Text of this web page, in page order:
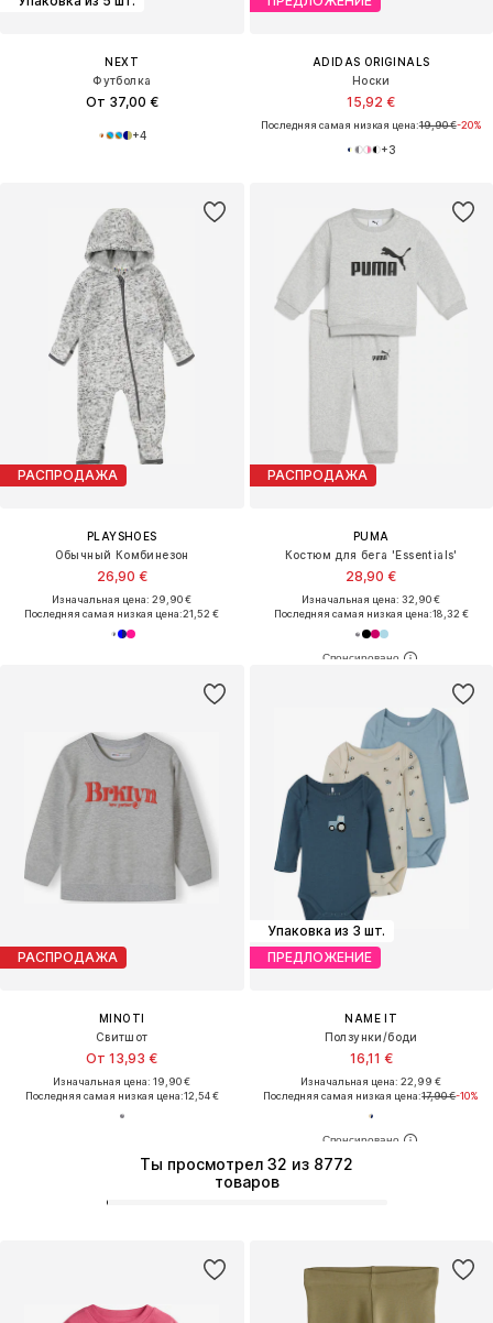
NEXT
Футболка
От 37,00 €
+4
ADIDAS ORIGINALS
Носки
15,92 €
Последняя самая низкая цена:19,90 €-20%
+3
РАСПРОДАЖА
PLAYSHOES
Обычный Комбинезон
26,90 €
Изначальная цена: 29,90 €
Последняя самая низкая цена:21,52 €
РАСПРОДАЖА
PUMA
Костюм для бега 'Essentials'
28,90 €
Изначальная цена: 32,90 €
Последняя самая низкая цена:18,32 €
РАСПРОДАЖА
MINOTI
Свитшот
От 13,93 €
Изначальная цена: 19,90 €
Последняя самая низкая цена:12,54 €
Упаковка из 3 шт.
ПРЕДЛОЖЕНИЕ
NAME IT
Ползунки/боди
16,11 €
Изначальная цена: 22,99 €
Последняя самая низкая цена:17,90 €-10%
Ты просмотрел 32 из 8772
товаров